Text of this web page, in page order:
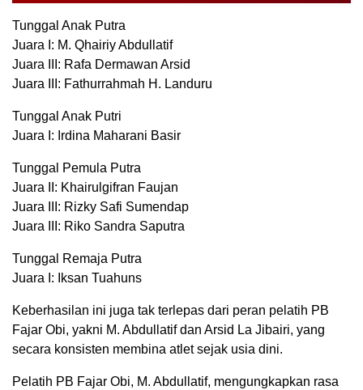
Tunggal Anak Putra
Juara I: M. Qhairiy Abdullatif
Juara III: Rafa Dermawan Arsid
Juara III: Fathurrahmah H. Landuru
Tunggal Anak Putri
Juara I: Irdina Maharani Basir
Tunggal Pemula Putra
Juara II: Khairulgifran Faujan
Juara III: Rizky Safi Sumendap
Juara III: Riko Sandra Saputra
Tunggal Remaja Putra
Juara I: Iksan Tuahuns
Keberhasilan ini juga tak terlepas dari peran pelatih PB
Fajar Obi, yakni M. Abdullatif dan Arsid La Jibairi, yang
secara konsisten membina atlet sejak usia dini.
Pelatih PB Fajar Obi, M. Abdullatif, mengungkapkan rasa